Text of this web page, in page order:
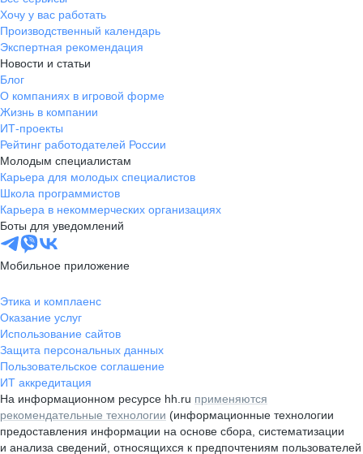
Хочу у вас работать
Производственный календарь
Экспертная рекомендация
Новости и статьи
Блог
О компаниях в игровой форме
Жизнь в компании
ИТ-проекты
Рейтинг работодателей России
Молодым специалистам
Карьера для молодых специалистов
Школа программистов
Карьера в некоммерческих организациях
Боты для уведомлений
Мобильное приложение
Этика и комплаенс
Оказание услуг
Использование сайтов
Защита персональных данных
Пользовательское соглашение
ИТ аккредитация
На информационном ресурсе hh.ru применяются
рекомендательные технологии (информационные технологии
предоставления информации на основе сбора, систематизации
и анализа сведений, относящихся к предпочтениям пользователей